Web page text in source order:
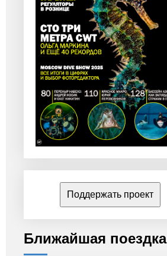
Поддержать проект
Ближайшая поездка